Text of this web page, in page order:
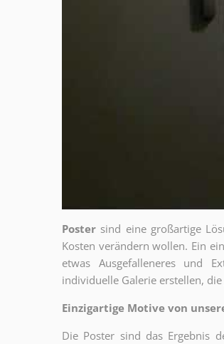
Poster sind eine großartige
Kosten verändern wollen. Ein
etwas Ausgefalleneres und
individuelle Galerie erstellen,
Einzigartige Motive von
Die Poster sind das Ergebnis